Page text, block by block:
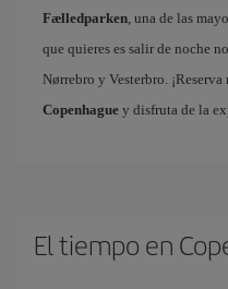
Fælledparken, una de las
que quieres es salir de noche
Nørrebro y Vesterbro. ¡Reserva
Copenhague y disfruta de la
El tiempo en